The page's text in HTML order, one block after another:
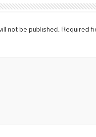
not be published.Required